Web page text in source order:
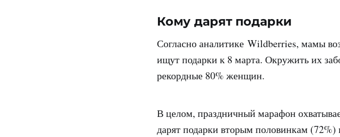
Кому дарят подарки
Согласно аналитике Wildberries, мамы
ищут подарки к 8 марта. Окружить их
рекордные 80% женщин.
В целом, праздничный марафон
дарят подарки вторым половинкам